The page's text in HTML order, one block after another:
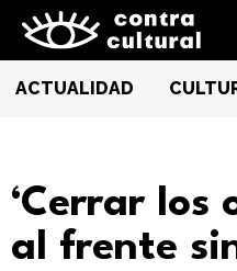
ACTUALIDAD
‘Cerrar los
al frente